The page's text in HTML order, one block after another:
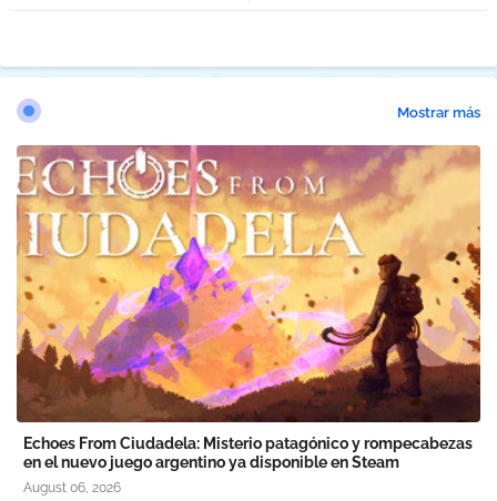
Mostrar más
Echoes From Ciudadela: Misterio patagónico y rompecabezas
en el nuevo juego argentino ya disponible en Steam
August 06, 2026